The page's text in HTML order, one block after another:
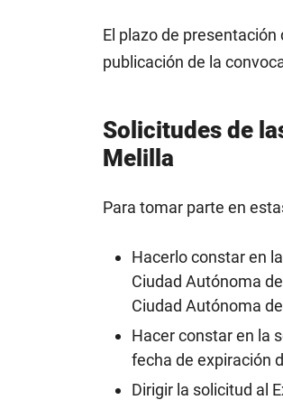
El plazo de
publicación de la
Solicitudes de
Melilla
Para tomar parte en
Hacerlo constar en
Ciudad Autónoma
Ciudad Autónoma
Hacer constar en la
fecha de expiración
Dirigir la solicitud al